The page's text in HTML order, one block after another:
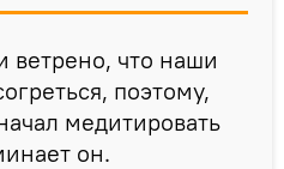
ветрено, что наши
поэтому,
медитировать
он.